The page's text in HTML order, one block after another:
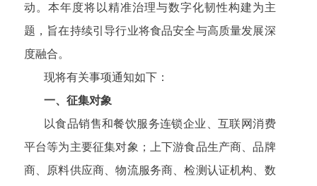
动。本年度将以精准治理与数字化韧性构建为主
题，旨在持续引导行业将食品安全与高质量发展深
度融合。
现将有关事项通知如下：
一、征集对象
以食品销售和餐饮服务连锁企业、互联网消费
平台等为主要征集对象；上下游食品生产商、品牌
商、原料供应商、物流服务商、检测认证机构、数